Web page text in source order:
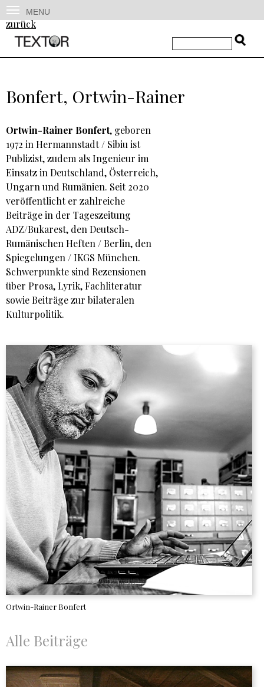
MENU
zurück
Bonfert, Ortwin-Rainer
Ortwin-Rainer Bonfert, geboren
1972 in Hermannstadt / Sibiu ist
Publizist, zudem als Ingenieur im
Einsatz in Deutschland, Österreich,
Ungarn und Rumänien. Seit 2020
veröffentlicht er zahlreiche
Beiträge in der Tageszeitung
ADZ/Bukarest, den Deutsch-
Rumänischen Heften / Berlin, den
Spiegelungen / IKGS München.
Schwerpunkte sind Rezensionen
über Prosa, Lyrik, Fachliteratur
sowie Beiträge zur bilateralen
Kulturpolitik.
Ortwin-Rainer Bonfert
Alle Beiträge